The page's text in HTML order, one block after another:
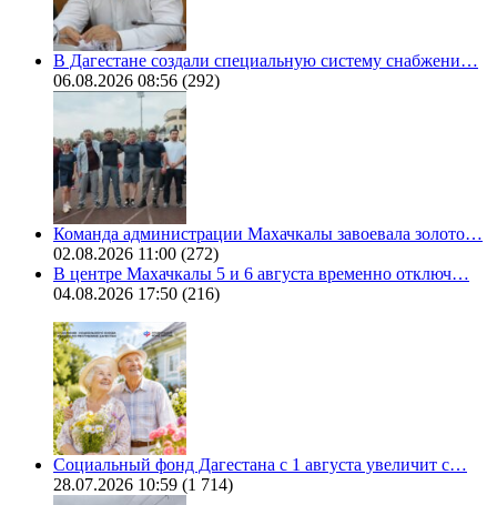
В Дагестане создали специальную систему снабжени…
06.08.2026 08:56 (292)
Команда администрации Махачкалы завоевала золото…
02.08.2026 11:00 (272)
В центре Махачкалы 5 и 6 августа временно отключ…
04.08.2026 17:50 (216)
Социальный фонд Дагестана с 1 августа увеличит с…
28.07.2026 10:59 (1 714)